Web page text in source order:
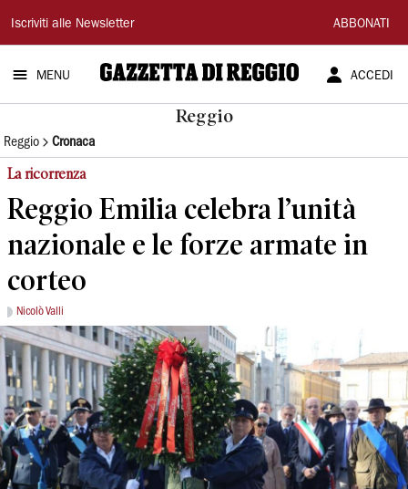
Gazzetta
di
Reggio
Iscriviti alle Newsletter ABBONATI
MENU ACCEDI
Reggio
Reggio Cronaca
La ricorrenza
Reggio Emilia celebra l’unità
nazionale e le forze armate in
corteo
Nicolò Valli